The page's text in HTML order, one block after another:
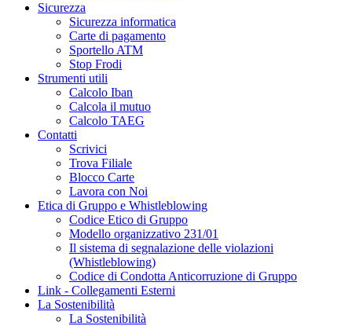
Sicurezza
Sicurezza informatica
Carte di pagamento
Sportello ATM
Stop Frodi
Strumenti utili
Calcolo Iban
Calcola il mutuo
Calcolo TAEG
Contatti
Scrivici
Trova Filiale
Blocco Carte
Lavora con Noi
Etica di Gruppo e Whistleblowing
Codice Etico di Gruppo
Modello organizzativo 231/01
Il sistema di segnalazione delle violazioni
(Whistleblowing)
Codice di Condotta Anticorruzione di Gruppo
Link - Collegamenti Esterni
La Sostenibilità
La Sostenibilità